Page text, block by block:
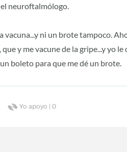
neuroftalmólogo.
vacuna...y ni un brote tampoco.
y me vacune de la gripe...y yo
boleto para que me dé un brote.
Yo apoyo |0